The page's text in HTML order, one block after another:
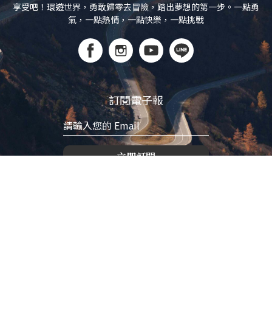
享受吧！環遊世界，勇敢歸零去冒險，踏出夢想的第一步。一點勇
氣，一點熱情，一點快樂，一點挑戰
訂閱電子報
立即訂閱